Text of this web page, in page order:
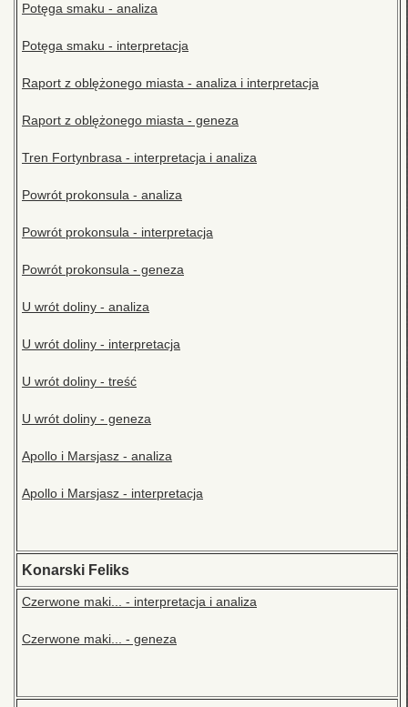
Potęga smaku - analiza
Potęga smaku - interpretacja
Raport z oblężonego miasta - analiza i interpretacja
Raport z oblężonego miasta - geneza
Tren Fortynbrasa - interpretacja i analiza
Powrót prokonsula - analiza
Powrót prokonsula - interpretacja
Powrót prokonsula - geneza
U wrót doliny - analiza
U wrót doliny - interpretacja
U wrót doliny - treść
U wrót doliny - geneza
Apollo i Marsjasz - analiza
Apollo i Marsjasz - interpretacja
Konarski Feliks
Czerwone maki... - interpretacja i analiza
Czerwone maki... - geneza